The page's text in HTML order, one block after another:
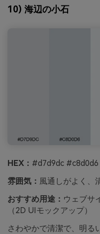
10) 海辺の小石
HEX： #d7d9dc
雰囲気： 風通しがよく、
おすすめ用途： ウェブサ
（2D UIモックアップ）
さわやかで清潔で、明る